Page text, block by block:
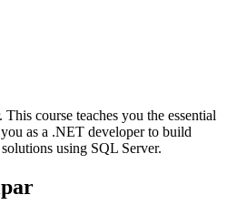
course teaches you the essential
as a .NET developer to build
using SQL Server.